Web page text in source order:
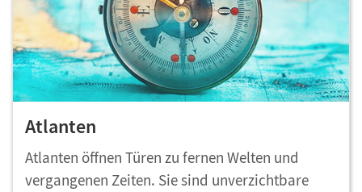
Atlanten
Atlanten öffnen Türen zu fernen Welten und
vergangenen Zeiten. Sie sind unverzichtbare